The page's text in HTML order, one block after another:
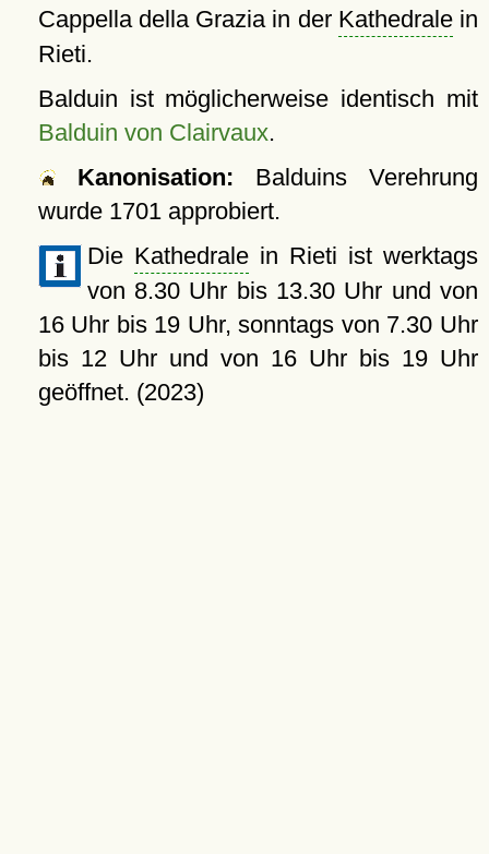
Cappella della Grazia in der Kathedralein
Rieti.
Balduin ist möglicherweise identisch mit
Balduin von Clairvaux.
Kanonisation: Balduins Verehrung
wurde 1701approbiert.
Die Kathedralein Rieti ist werktags
von 8.30 Uhr bis 13.30 Uhr und von
16 Uhr bis 19 Uhr, sonntags von 7.30 Uhr
bis 12 Uhr und von 16 Uhr bis 19 Uhr
geöffnet. (2023)